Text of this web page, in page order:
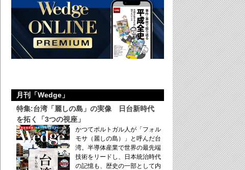
月刊「Wedge」
特集:台湾「麗しの島」の実像 日台新時代
を拓く「3つの視座」
かつてポルトガル人が「フォル
モサ（麗しの島）」と呼んだ台
湾。半導体産業で世界の最先端
技術をリードし、日本統治時代
の記憶も、歴史の一部として内